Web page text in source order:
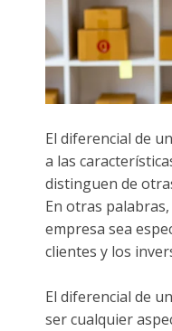
El diferencial de
a las
distinguen de
En otras
empresa sea
clientes y los
El diferencial de
ser cualquier